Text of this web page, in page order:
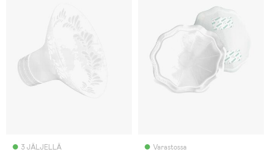
3 JÄLJELLÄ Varastossa